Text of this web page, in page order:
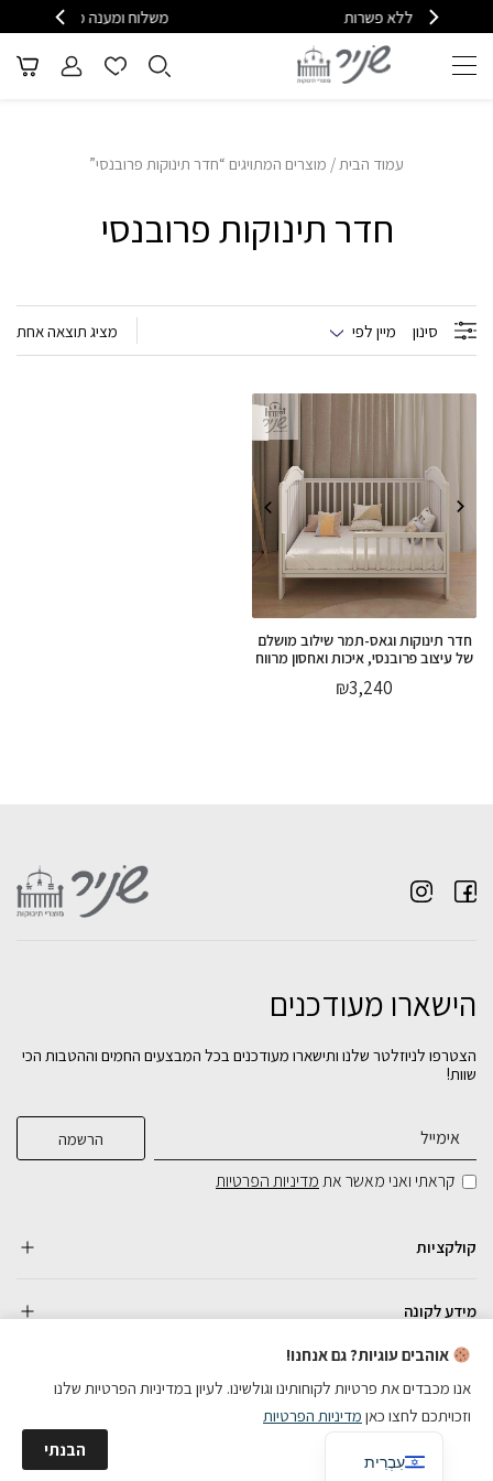
משלוח ומענה מהיר - 08-6715610
עמוד הבית/ מוצרים המתויגים “חדר תינוקות פרובנסי”
חדר תינוקות פרובנסי
סינון מיין לפי מציג תוצאה אחת
חדר תינוקות וגאס-תמר שילוב מושלם
של עיצוב פרובנסי, איכות ואחסון מרווח
₪3,240
הישארו מעודכנים
הצטרפו לניוזלטר שלנו ותישארו מעודכנים בכל המבצעים החמים וההטבות הכי
שוות!
קראתי ואני מאשר אתמדיניות הפרטיות
קולקציות
מידע לקונה
כל הזכויות שמורות
אוהבים עוגיות? גם אנחנו!
אנו מכבדים את פרטיות לקוחותינו וגולשינו. לעיון במדיניות הפרטיות שלנו
וזכויתכם לחצו כאן מדיניות הפרטיות
הבנתי
עִבְרִית
English